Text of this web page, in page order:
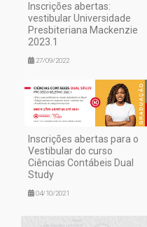
Inscrições abertas:
vestibular Universidade
Presbiteriana Mackenzie
2023.1
27/09/2022
Inscrições abertas para o
Vestibular do curso
Ciências Contábeis Dual
Study
04/10/2021